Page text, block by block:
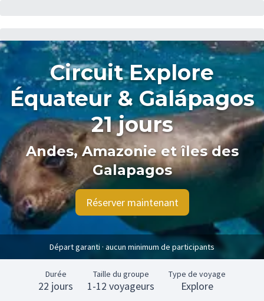
Circuit Explore
Équateur & Galápagos
21 jours
Andes, Amazonie et îles des
Galapagos
Réserver maintenant
Départ garanti · aucun minimum de participants
Durée
22 jours
Taille du groupe
1-12 voyageurs
Type de voyage
Explore